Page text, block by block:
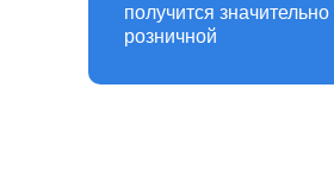
получится
розничной